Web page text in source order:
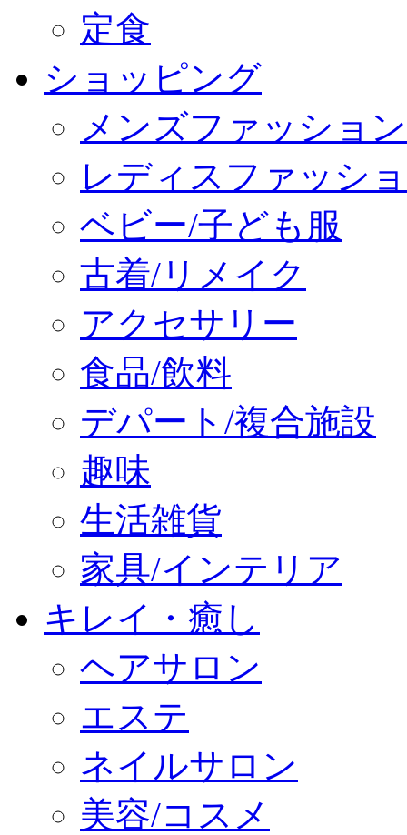
定食
ショッピング
メンズファッション
レディスファッシ
ベビー/子ども服
古着/リメイク
アクセサリー
食品/飲料
デパート/複合施設
趣味
生活雑貨
家具/インテリア
キレイ・癒し
ヘアサロン
エステ
ネイルサロン
美容/コスメ